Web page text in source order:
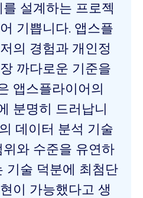
설계하는 프로젝
기쁩니다. 앱스플
의 경험과 개인정
까다로운 기준을
앱스플라이어의
분명히 드러납니
데이터 분석 기술
와 수준을 유연하
기술 덕분에 최첨단
이 가능했다고 생